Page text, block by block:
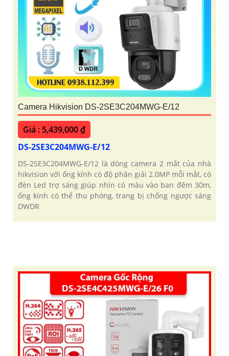
Camera Hikvision DS-2SE3C204MWG-E/12
Giá : 5,439,000 ₫
DS-2SE3C204MWG-E/12
DS-2SE3C204MWG-E/12 là dòng camera 2 mắt của nhà
hikvision với ống kính có độ phân giải 2.0MP mỗi mắt, có
đèn Led trợ sáng giúp nhìn có màu vào ban đêm 30m,
ống kính có thể thu phóng, trang bị chống ngược sáng
DWDR